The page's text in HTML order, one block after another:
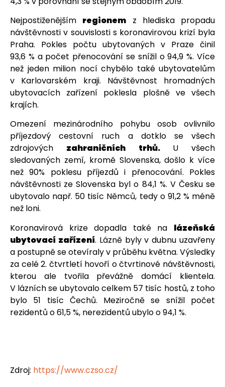
Nejpostiženějším regionem z hlediska propadu
návštěvnosti v souvislosti s koronavirovou krizí byla
Praha. Pokles počtu ubytovaných v Praze činil
93,6 % a počet přenocování se snížil o 94,9 %. Více
než jeden milion nocí chybělo také ubytovatelům
v Karlovarském kraji. Návštěvnost hromadných
ubytovacích zařízení poklesla plošně ve všech
krajích.
Omezení mezinárodního pohybu osob ovlivnilo
příjezdový cestovní ruch a dotklo se všech
zdrojových zahraničních trhů. U všech
sledovaných zemí, kromě Slovenska, došlo k více
než 90% poklesu příjezdů i přenocování. Pokles
návštěvnosti ze Slovenska byl o 84,1 %. V Česku se
ubytovalo např. 50 tisíc Němců, tedy o 91,2 % méně
než loni.
Koronavirová krize dopadla také na lázeňská
ubytovací zařízení. Lázně byly v dubnu uzavřeny
a postupně se otevíraly v průběhu května. Výsledky
za celé 2. čtvrtletí hovoří o čtvrtinové návštěvnosti,
kterou ale tvořila převážně domácí klientela.
V lázních se ubytovalo celkem 57 tisíc hostů, z toho
bylo 51 tisíc Čechů. Meziročně se snížil počet
rezidentů o 61,5 %, nerezidentů ubylo o 94,1 %.
Zdroj: https://www.czso.cz/